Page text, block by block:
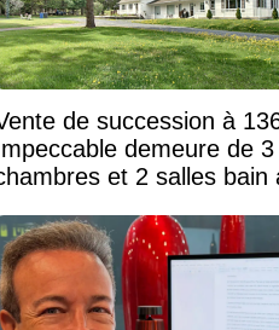
de succession à
demeure de 3
et 2 salles bain